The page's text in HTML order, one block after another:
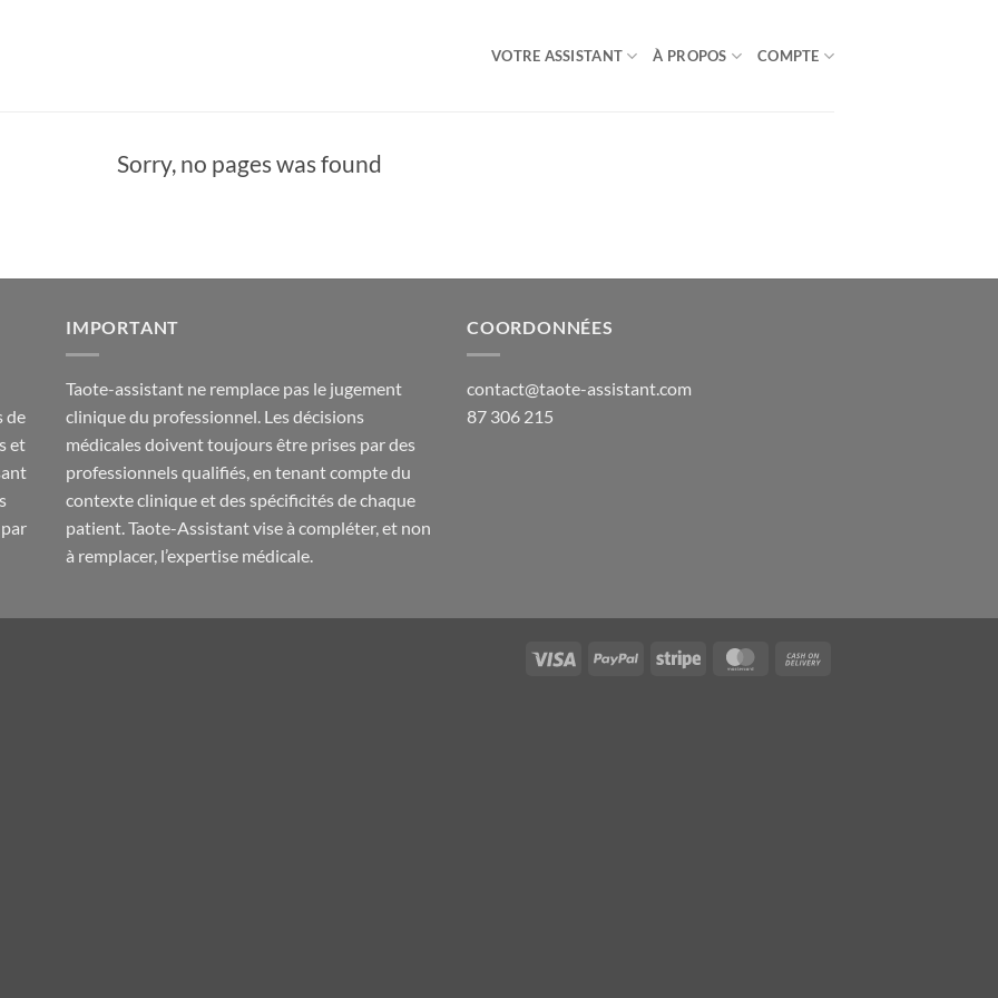
VOTRE ASSISTANT À PROPOS COMPTE
Sorry, no pages was found
de
et
IMPORTANT
Taote-assistant ne remplace pas le jugement
clinique du professionnel. Les décisions
médicales doivent toujours être prises par des
professionnels qualifiés, en tenant compte du
contexte clinique et des spécificités de chaque
patient. Taote-Assistant vise à compléter, et non
à remplacer, l’expertise médicale.
COORDONNÉES
contact@taote-assistant.com
87 306 215
Visa PayPal Stripe MasterCard